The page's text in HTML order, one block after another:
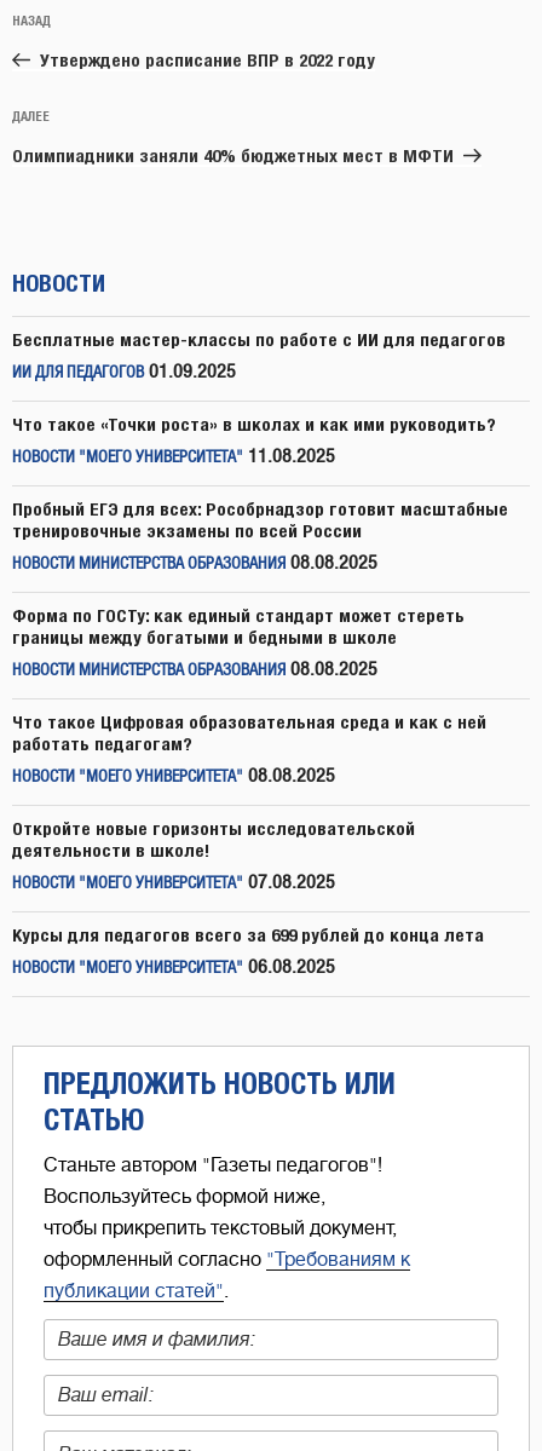
по
записям
Предыдущая
запись:
НАЗАД
Утверждено расписание ВПР в 2022 году
Следующая
запись
ДАЛЕЕ
Олимпиадники заняли 40% бюджетных мест в МФТИ
НОВОСТИ
Бесплатные мастер-классы по работе с ИИ для педагогов
ИИ ДЛЯ ПЕДАГОГОВ 01.09.2025
Что такое «Точки роста» в школах и как ими руководить?
НОВОСТИ "МОЕГО УНИВЕРСИТЕТА" 11.08.2025
Пробный ЕГЭ для всех: Рособрнадзор готовит масштабные
тренировочные экзамены по всей России
НОВОСТИ МИНИСТЕРСТВА ОБРАЗОВАНИЯ 08.08.2025
Форма по ГОСТу: как единый стандарт может стереть
границы между богатыми и бедными в школе
НОВОСТИ МИНИСТЕРСТВА ОБРАЗОВАНИЯ 08.08.2025
Что такое Цифровая образовательная среда и как с ней
работать педагогам?
НОВОСТИ "МОЕГО УНИВЕРСИТЕТА" 08.08.2025
Откройте новые горизонты исследовательской
деятельности в школе!
НОВОСТИ "МОЕГО УНИВЕРСИТЕТА" 07.08.2025
Курсы для педагогов всего за 699 рублей до конца лета
НОВОСТИ "МОЕГО УНИВЕРСИТЕТА" 06.08.2025
ПРЕДЛОЖИТЬ НОВОСТЬ ИЛИ
СТАТЬЮ
Станьте автором "Газеты педагогов"!
Воспользуйтесь формой ниже,
чтобы прикрепить текстовый документ,
оформленный согласно "Требованиям к
публикации статей"